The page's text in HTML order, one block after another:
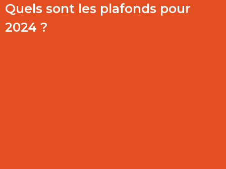
Quels sont les plafonds pour
2024 ?